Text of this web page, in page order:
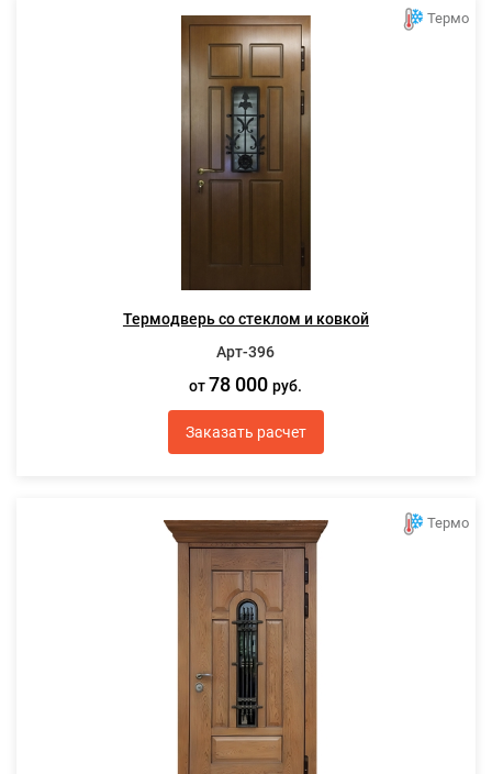
Термо
Термодверь со стеклом и ковкой
Арт-396
от 78 000руб.
Заказать расчет
Термо